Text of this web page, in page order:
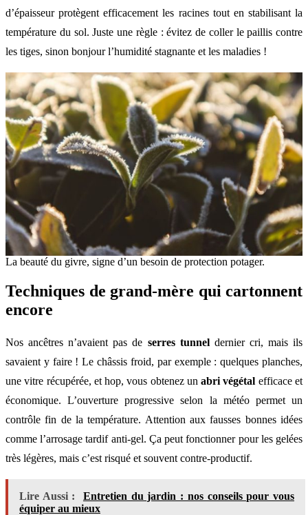
d’épaisseur protègent efficacement les racines tout en stabilisant la
température du sol. Juste une règle : évitez de coller le paillis contre
les tiges, sinon bonjour l’humidité stagnante et les maladies !
La beauté du givre, signe d’un besoin de protection potager.
Techniques de grand-mère qui cartonnent
encore
Nos ancêtres n’avaient pas de serres tunneldernier cri, mais ils
savaient y faire ! Le châssis froid, par exemple : quelques planches,
une vitre récupérée, et hop, vous obtenez unabri végétal efficace et
économique. L’ouverture progressive selon la météo permet un
contrôle fin de la température. Attention aux fausses bonnes idées
comme l’arrosage tardif anti-gel. Ça peut fonctionner pour les gelées
très légères, mais c’est risqué et souvent contre-productif.
Lire Aussi :
Entretien du jardin : nos conseils pour vous
équiper au mieux